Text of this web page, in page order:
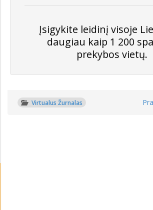
Įsigykite leidinį visoje
daugiau kaip 1 200
prekybos vietų.
Virtualus Žurnalas